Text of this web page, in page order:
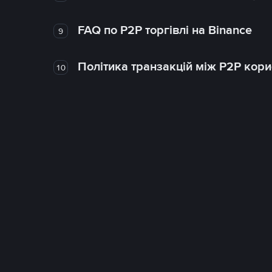
9 FAQ по P2P торгівлі на Binance
10 Політика транзакцій між P2P